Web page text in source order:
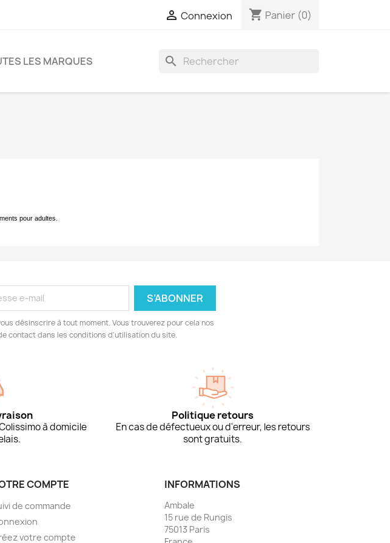
 Connexion shopping_cart Panier (0)
LES MARQUES search
pour adultes.
désinscrire à tout moment. Vous trouverez pour cela nos
contact dans les conditions d'utilisation du site.
à domicile
Politique retours
En cas de défectueux ou d'erreur, les retours
sont gratuits.
COMPTE
de commande
votre compte
INFORMATIONS
Ambale
15 rue de Rungis
75013 Paris